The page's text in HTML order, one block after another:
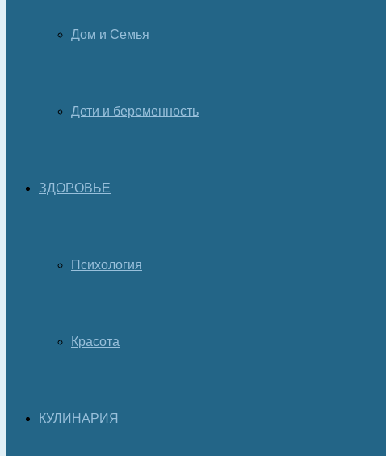
Дом и Семья
Дети и беременность
ЗДОРОВЬЕ
Психология
Красота
КУЛИНАРИЯ